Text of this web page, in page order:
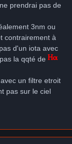
prendrai pas de
3nm ou
contrairement à
d'un iota avec
la qqté de
un filtre etroit
pas sur le ciel